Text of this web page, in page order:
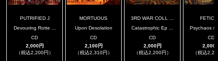
PUTRIFIED J
Devouring Rotte ...
CD
2,000円
（税込2,200円）
MORTUOUS
Upon Desolation
CD
2,100円
（税込2,310円）
3RD WAR COLL ...
Catastrophic Ep ...
CD
2,000円
（税込2,200円）
Psychaos /
CD
2,000
（税込